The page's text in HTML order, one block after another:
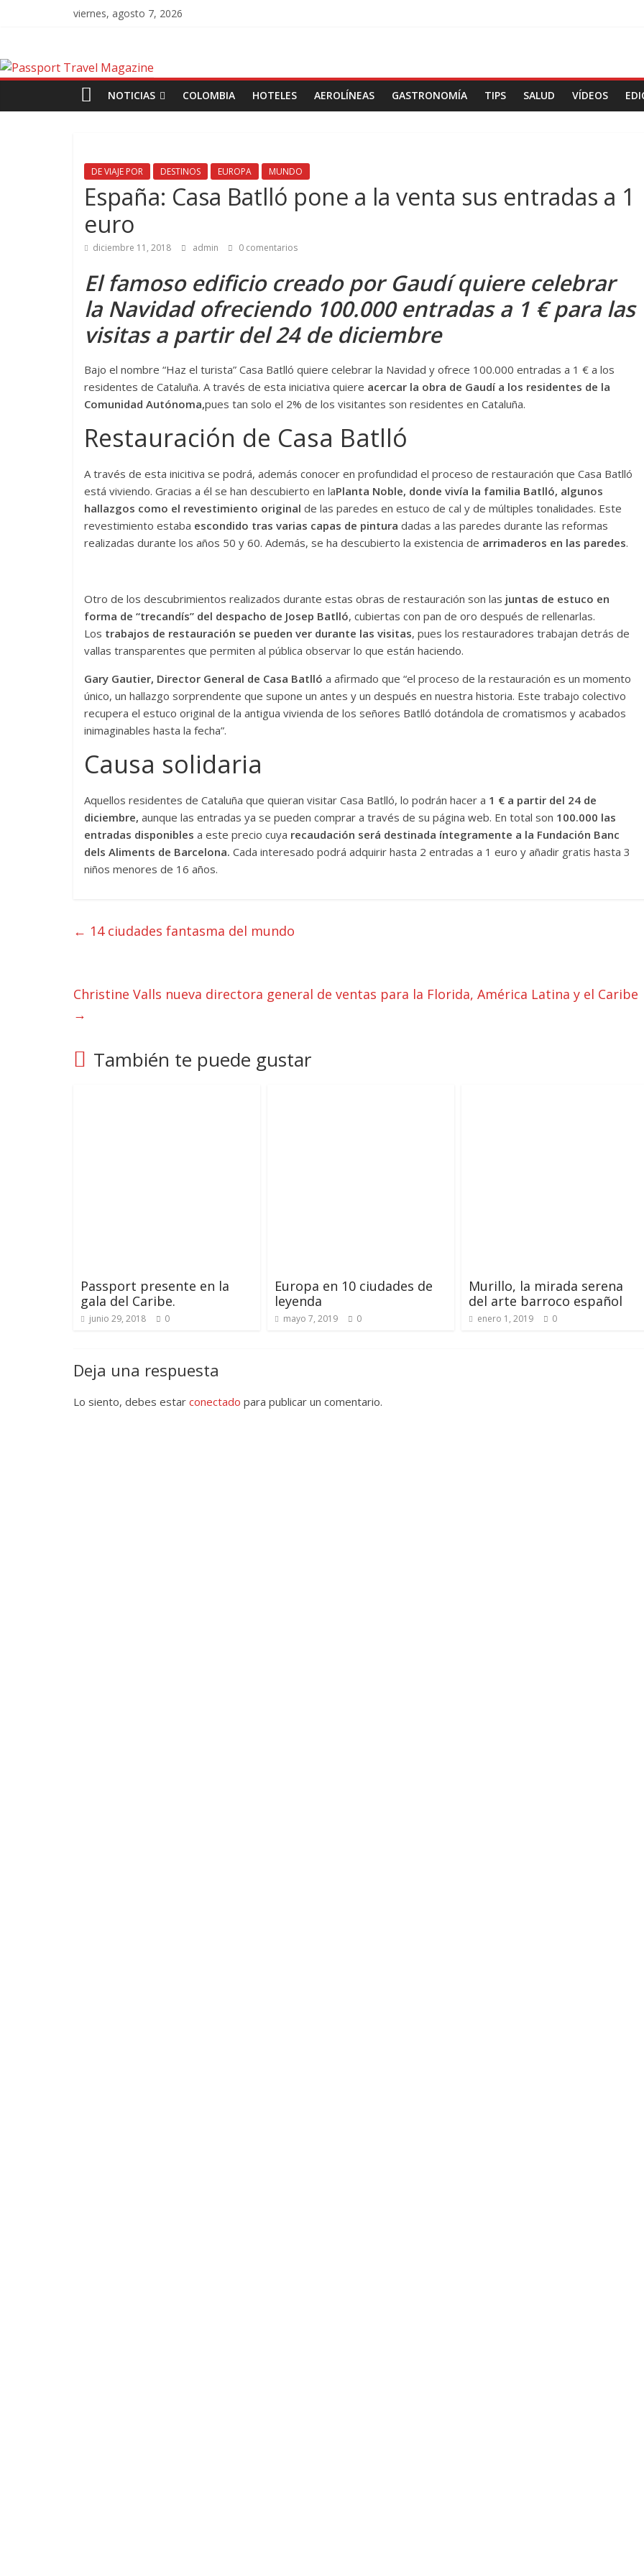
viernes, agosto 7, 2026
NOTICIAS COLOMBIA HOTELES AEROLÍNEAS GASTRONOMÍA TIPS SALUD VÍDEOS
DE VIAJE POR DESTINOS EUROPA MUNDO
España: Casa Batlló pone a la venta sus entradas a 1
euro
diciembre 11, 2018 admin 0 comentarios
El famoso edificio creado por Gaudí quiere celebrar
la Navidad ofreciendo 100.000 entradas a 1 € para las
visitas a partir del 24 de diciembre
Bajo el nombre “Haz el turista” Casa Batlló quiere celebrar la Navidad y ofrece 100.000 entradas a 1 € a los
residentes de Cataluña. A través de esta iniciativa quiere acercar la obra de Gaudí a los residentes de la
Comunidad Autónoma,pues tan solo el 2% de los visitantes son residentes en Cataluña.
Restauración de Casa Batlló
A través de esta inicitiva se podrá, además conocer en profundidad el proceso de restauración que Casa Batlló
está viviendo. Gracias a él se han descubierto en laPlanta Noble, donde vivía la familia Batlló, algunos
hallazgos como el revestimiento original de las paredes en estuco de cal y de múltiples tonalidades. Este
revestimiento estaba escondido tras varias capas de pintura dadas a las paredes durante las reformas
realizadas durante los años 50 y 60. Además, se ha descubierto la existencia de arrimaderos en las paredes.
Otro de los descubrimientos realizados durante estas obras de restauración son las juntas de estuco en
forma de “trecandís” del despacho de Josep Batlló, cubiertas con pan de oro después de rellenarlas.
Los trabajos de restauración se pueden ver durante las visitas, pues los restauradores trabajan detrás de
vallas transparentes que permiten al pública observar lo que están haciendo.
Gary Gautier, Director General de Casa Batlló a afirmado que “el proceso de la restauración es un momento
único, un hallazgo sorprendente que supone un antes y un después en nuestra historia. Este trabajo colectivo
recupera el estuco original de la antigua vivienda de los señores Batlló dotándola de cromatismos y acabados
inimaginables hasta la fecha”.
Causa solidaria
Aquellos residentes de Cataluña que quieran visitar Casa Batlló, lo podrán hacer a 1 € a partir del 24 de
diciembre, aunque las entradas ya se pueden comprar a través de su página web. En total son 100.000 las
entradas disponibles a este precio cuya recaudación será destinada íntegramente a la Fundación Banc
dels Aliments de Barcelona. Cada interesado podrá adquirir hasta 2 entradas a 1 euro y añadir gratis hasta 3
niños menores de 16 años.
← 14 ciudades fantasma del mundo
Christine Valls nueva directora general de ventas para la Florida, América Latina y el Caribe
→
También te puede gustar
Passport presente en la
gala del Caribe.
junio 29, 2018 0
Europa en 10 ciudades de
leyenda
mayo 7, 2019 0
Murillo, la mirada serena
del arte barroco español
enero 1, 2019 0
Deja una respuesta
Lo siento, debes estar conectado para publicar un comentario.